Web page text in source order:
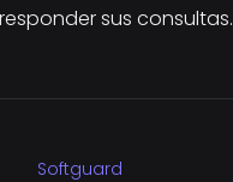
sus consultas.
Softguard